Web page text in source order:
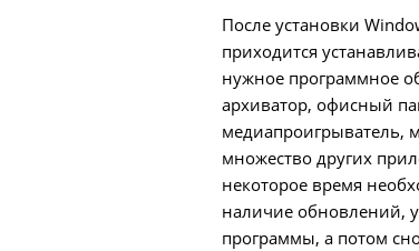
После установки
приходится
нужное программное
архиватор, офисный
медиапроигрыватель,
множество других
некоторое время
наличие обновлений,
программы, а потом